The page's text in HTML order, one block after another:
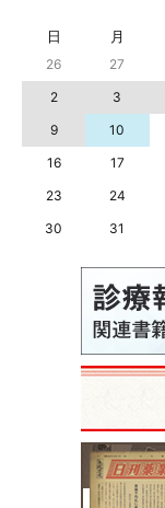
日 月
26 27
2
3
9
10
16
17
23
24
30
31